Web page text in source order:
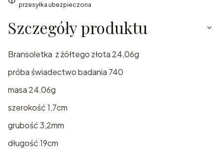
przesyłka ubezpieczona
Szczegóły produktu
Bransoletka z żółtego złota 24,06g
próba świadectwo badania 740
masa 24,06g
szerokość 1,7cm
grubość 3,2mm
długość 19cm